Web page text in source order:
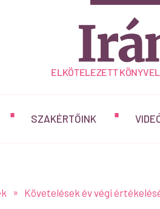
SZAKÉRTŐINK
Követelések év végi